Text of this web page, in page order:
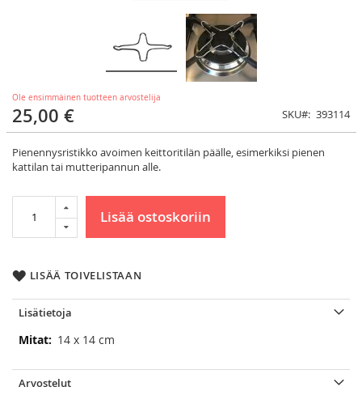
Ole ensimmäinen tuotteen arvostelija
25,00 € SKU 393114
Pienennysristikko avoimen keittoritilän päälle, esimerkiksi pienen
kattilan tai mutteripannun alle.
Lisää ostoskoriin
LISÄÄ TOIVELISTAAN
Lisätietoja
Lisätietoja14 x 14 cm
Arvostelut